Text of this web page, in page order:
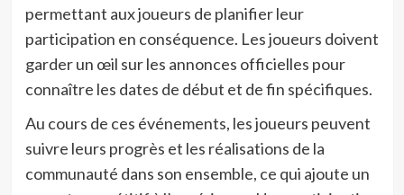
permettant aux joueurs de planifier leur
participation en conséquence. Les joueurs doivent
garder un œil sur les annonces officielles pour
connaître les dates de début et de fin spécifiques.
Au cours de ces événements, les joueurs peuvent
suivre leurs progrès et les réalisations de la
communauté dans son ensemble, ce qui ajoute un